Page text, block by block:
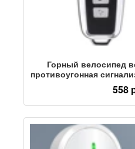
Горный велосипед
противоугонная
беспроводная
558